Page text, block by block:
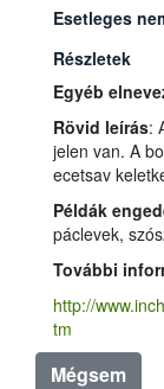
Esetleges
Részletek
Egyéb
Rövid leírás:
jelen van. A
ecetsav
Példák
páclevek,
További
http://
tm
Mégsem